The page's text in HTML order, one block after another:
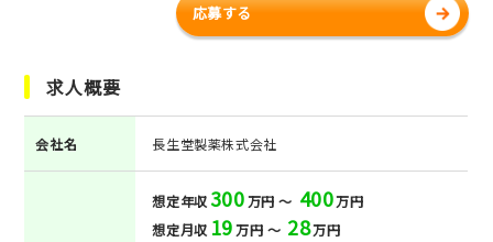
応募する
求人概要
会社名 長生堂製薬株式会社
想定年収300万円 ～ 400万円
想定月収 19万円 ～ 28万円